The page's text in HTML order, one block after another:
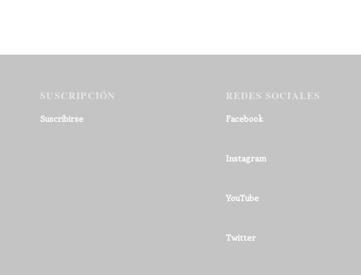
SUSCRIPCIÓN
Suscribirse
REDES SOCIALES
Facebook
Instagram
YouTube
Twitter